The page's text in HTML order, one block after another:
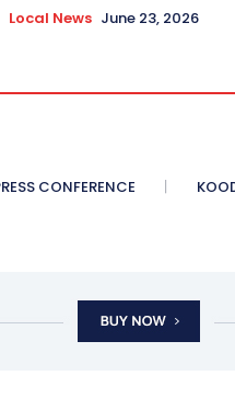
Local News June 23, 2026
CONFERENCE